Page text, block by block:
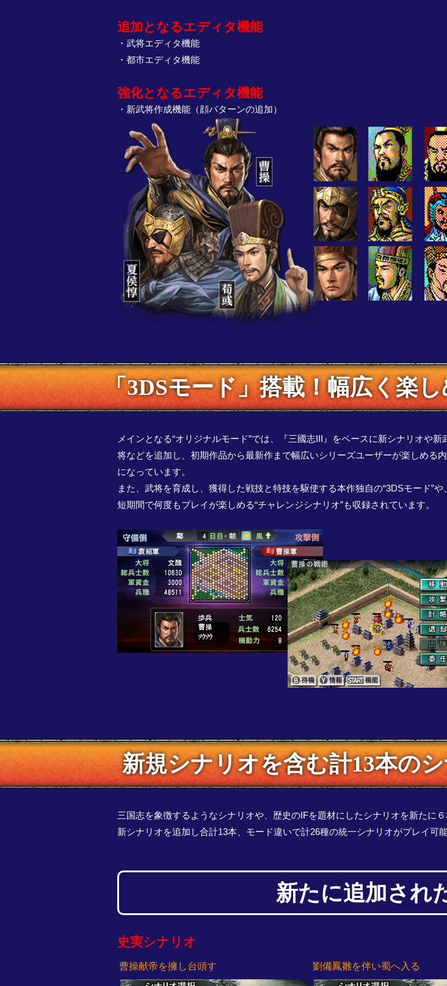
追加となるエディタ機能
・武将エディタ機能
・都市エディタ機能
強化となるエディタ機能
・新武将作成機能（顔パターンの追加）
「3DSモード」搭載！幅広く楽
メインとなる“オリジナルモード”では、『三國志III』をベースに新シナリオや新
将などを追加し、初期作品から最新作まで幅広いシリーズユーザーが楽しめる
になっています。
また、武将を育成し、獲得した戦技と特技を駆使する本作独自の“3DSモード”や、
短期間で何度もプレイが楽しめる“チャレンジシナリオ”も収録されています。
新規シナリオを含む計13本の
三国志を象徴するようなシナリオや、歴史のIFを題材にしたシナリオを新たに
新シナリオを追加し合計13本、モード違いで計26種の統一シナリオがプレイ可能
新たに追加され
史実シナリオ
曹操献帝を擁し台頭す 劉備鳳雛を伴い蜀へ入る